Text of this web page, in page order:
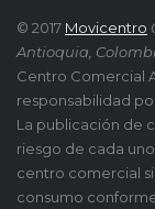
© 2017 Movicentro
Antioquia,
Centro Comercial
responsabilidad
La publicación de
riesgo de cada
centro comercial
consumo